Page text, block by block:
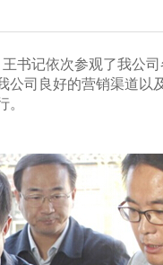
书记依次参观了我公
司良好的营销渠道以
。